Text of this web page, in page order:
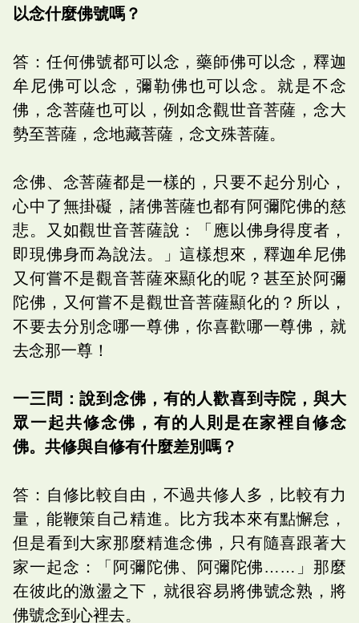
以念什麼佛號嗎？
答：任何佛號都可以念，藥師佛可以念，釋迦
牟尼佛可以念，彌勒佛也可以念。就是不念
佛，念菩薩也可以，例如念觀世音菩薩，念大
勢至菩薩，念地藏菩薩，念文殊菩薩。
念佛、念菩薩都是一樣的，只要不起分別心，
心中了無掛礙，諸佛菩薩也都有阿彌陀佛的慈
悲。又如觀世音菩薩說：「應以佛身得度者，
即現佛身而為說法。」這樣想來，釋迦牟尼佛
又何嘗不是觀音菩薩來顯化的呢？甚至於阿彌
陀佛，又何嘗不是觀世音菩薩顯化的？所以，
不要去分別念哪一尊佛，你喜歡哪一尊佛，就
去念那一尊！
一三問：說到念佛，有的人歡喜到寺院，與大
眾一起共修念佛，有的人則是在家裡自修念
佛。共修與自修有什麼差別嗎？
答：自修比較自由，不過共修人多，比較有力
量，能鞭策自己精進。比方我本來有點懈怠，
但是看到大家那麼精進念佛，只有隨喜跟著大
家一起念：「阿彌陀佛、阿彌陀佛……」那麼
在彼此的激盪之下，就很容易將佛號念熟，將
佛號念到心裡去。